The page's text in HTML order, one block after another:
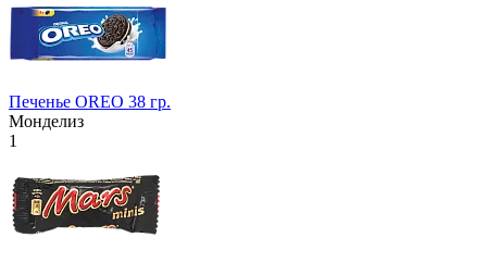
Печенье OREO 38 гр.
Монделиз
1